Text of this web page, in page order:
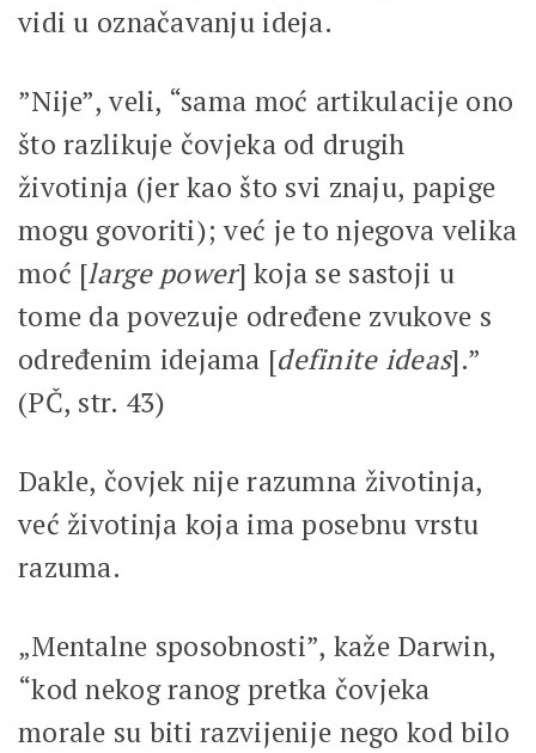
vidi u označavanju ideja.
”Nije”, veli, “sama moć artikulacije ono
što razlikuje čovjeka od drugih
životinja (jer kao što svi znaju, papige
mogu govoriti); već je to njegova velika
moć [large power] koja se sastoji u
tome da povezuje određene zvukove s
određenim idejama [definite ideas].”
(PČ, str. 43)
Dakle, čovjek nije razumna životinja,
već životinja koja ima posebnu vrstu
razuma.
„Mentalne sposobnosti”, kaže Darwin,
“kod nekog ranog pretka čovjeka
morale su biti razvijenije nego kod bilo